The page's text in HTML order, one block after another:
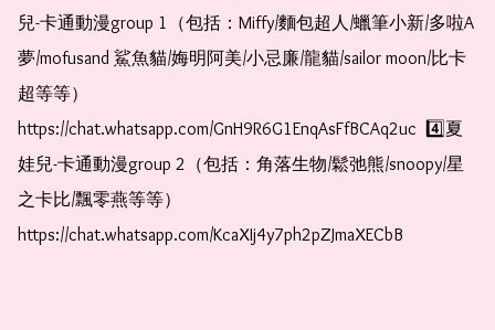
兒-卡通動漫group 1（包括：Miffy/麵包超人/蠟筆小新/多啦A
夢/mofusand 鯊魚貓/娒明阿美/小忌廉/龍貓/sailor moon/比卡
超等等）
https://chat.whatsapp.com/GnH9R6G1EnqAsFfBCAq2uc  4️⃣夏
娃兒-卡通動漫group 2（包括：角落生物/鬆弛熊/snoopy/星
之卡比/飄零燕等等）
https://chat.whatsapp.com/KcaXIj4y7ph2pZJmaXECbB